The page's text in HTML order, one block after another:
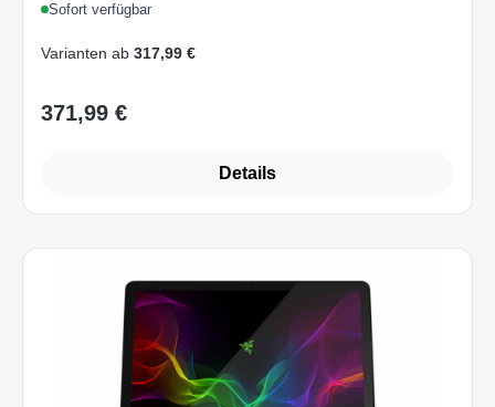
Sofort verfügbar
Varianten ab 317,99 €
Regulärer Preis:
371,99 €
Details